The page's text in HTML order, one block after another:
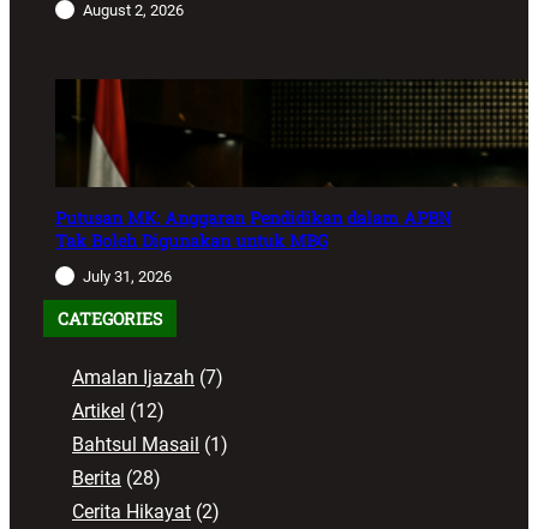
August 2, 2026
Putusan MK: Anggaran Pendidikan dalam APBN
Tak Boleh Digunakan untuk MBG
July 31, 2026
CATEGORIES
Amalan Ijazah (7)
Artikel (12)
Bahtsul Masail (1)
Berita (28)
Cerita Hikayat (2)